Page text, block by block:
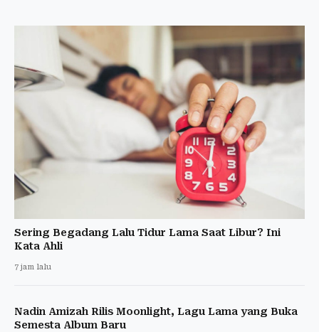
Sering Begadang Lalu Tidur Lama Saat Libur? Ini
Kata Ahli
7 jam lalu
Nadin Amizah Rilis Moonlight, Lagu Lama yang Buka
Semesta Album Baru